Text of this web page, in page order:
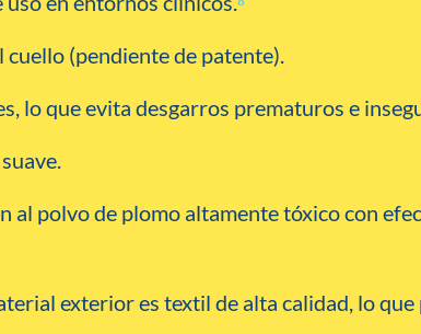
(pendiente de patente).
lo que evita desgarros prematuros e
al polvo de plomo altamente tóxico con
exterior es textil de alta calidad, lo que